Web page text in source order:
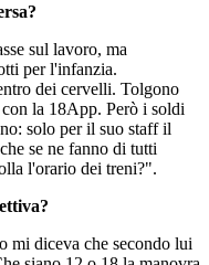
sul lavoro, ma
per l'infanzia.
dei cervelli. Tolgono
la 18App. Però i soldi
solo per il suo staff il
se ne fanno di tutti
l'orario dei treni?".
mi diceva che secondo lui